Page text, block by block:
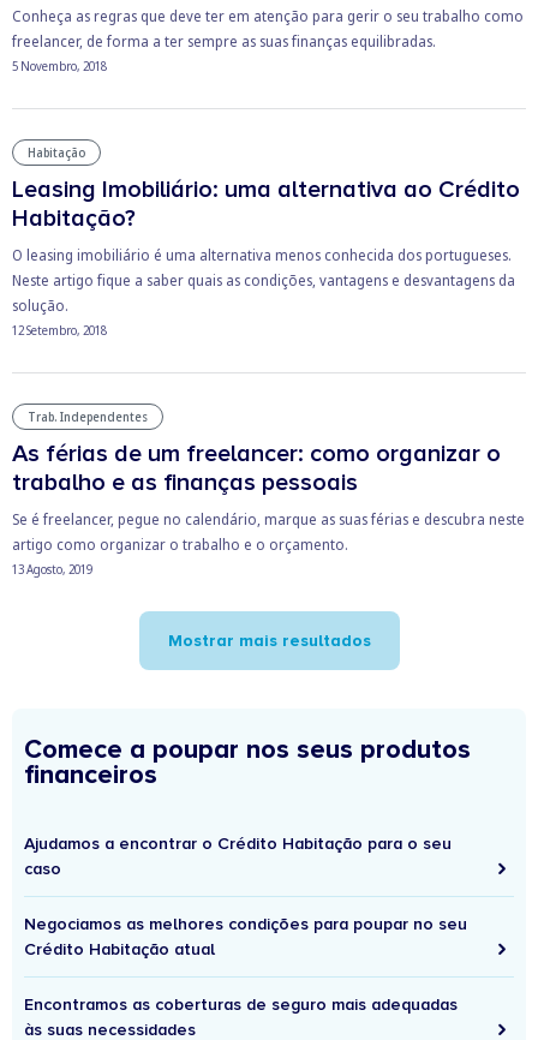
Conheça as regras que deve ter em atenção para gerir o seu trabalho como
freelancer, de forma a ter sempre as suas finanças equilibradas.
5 Novembro, 2018
Habitação
Leasing Imobiliário: uma alternativa ao Crédito
Habitação?
O leasing imobiliário é uma alternativa menos conhecida dos portugueses.
Neste artigo fique a saber quais as condições, vantagens e desvantagens da
solução.
12 Setembro, 2018
Trab. Independentes
As férias de um freelancer: como organizar o
trabalho e as finanças pessoais
Se é freelancer, pegue no calendário, marque as suas férias e descubra neste
artigo como organizar o trabalho e o orçamento.
13 Agosto, 2019
Mostrar mais resultados
Comece a poupar nos seus produtos
financeiros
Ajudamos a encontrar o Crédito Habitação para o seu
caso
Negociamos as melhores condições para poupar no seu
Crédito Habitação atual
Encontramos as coberturas de seguro mais adequadas
às suas necessidades